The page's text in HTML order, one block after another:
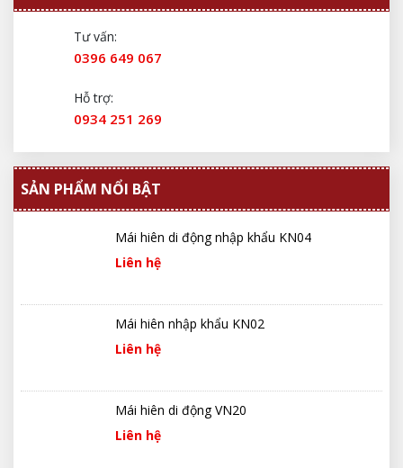
Tư vấn:
0396 649 067
Hỗ trợ:
0934 251 269
SẢN PHẨM NỔI BẬT
Mái hiên di động nhập khẩu KN04
Liên hệ
Mái hiên nhập khẩu KN02
Liên hệ
Mái hiên di động VN20
Liên hệ